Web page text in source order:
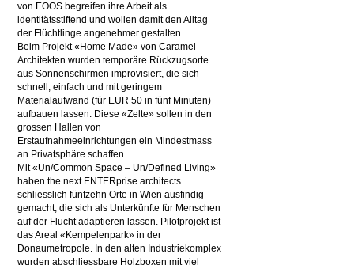
von EOOS begreifen ihre Arbeit als
identitätsstiftend und wollen damit den Alltag
der Flüchtlinge angenehmer gestalten.
Beim Projekt «Home Made» von Caramel
Architekten wurden temporäre Rückzugsorte
aus Sonnenschirmen improvisiert, die sich
schnell, einfach und mit geringem
Materialaufwand (für EUR 50 in fünf Minuten)
aufbauen lassen. Diese «Zelte» sollen in den
grossen Hallen von
Erstaufnahmeeinrichtungen ein Mindestmass
an Privatsphäre schaffen.
Mit «Un/Common Space – Un/Defined Living»
haben the next ENTERprise architects
schliesslich fünfzehn Orte in Wien ausfindig
gemacht, die sich als Unterkünfte für Menschen
auf der Flucht adaptieren lassen. Pilotprojekt ist
das Areal «Kempelenpark» in der
Donaumetropole. In den alten Industriekomplex
wurden abschliessbare Holzboxen mit viel